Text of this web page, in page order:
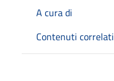
A cura di
Contenuti correlati